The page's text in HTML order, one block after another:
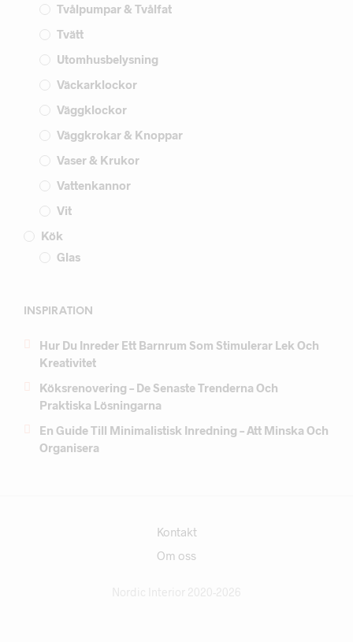
Tvålpumpar & Tvålfat
Tvätt
Utomhusbelysning
Väckarklockor
Väggklockor
Väggkrokar & Knoppar
Vaser & Krukor
Vattenkannor
Vit
Kök
Glas
INSPIRATION
Hur Du Inreder Ett Barnrum Som Stimulerar Lek Och
Kreativitet
Köksrenovering – De Senaste Trenderna Och
Praktiska Lösningarna
En Guide Till Minimalistisk Inredning – Att Minska Och
Organisera
Kontakt
Om oss